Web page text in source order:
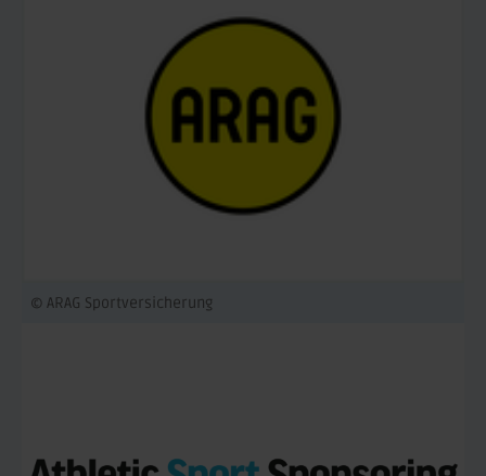
© ARAG Sportversicherung